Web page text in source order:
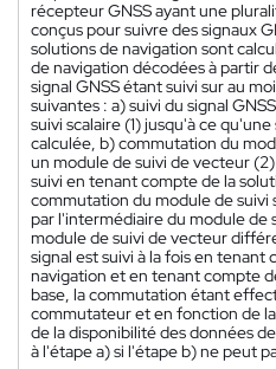
récepteur GNSS ayant une
conçus pour suivre des signaux
solutions de navigation sont
de navigation décodées à partir
signal GNSS étant suivi sur au
suivantes : a) suivi du signal
suivi scalaire (1) jusqu'à ce
calculée, b) commutation du
un module de suivi de vecteur
suivi en tenant compte de la
commutation du module de suivi
par l'intermédiaire du module de
module de suivi de vecteur
signal est suivi à la fois en tenant
navigation et en tenant compte
base, la commutation étant
commutateur et en fonction de
de la disponibilité des données
à l'étape a) si l'étape b) ne peut